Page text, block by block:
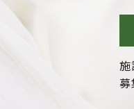
施
募